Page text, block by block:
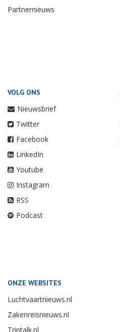
Partnernieuws
VOLG ONS
Nieuwsbrief
Twitter
Facebook
LinkedIn
Youtube
Instagram
RSS
Podcast
ONZE WEBSITES
Luchtvaartnieuws.nl
Zakenreisnieuws.nl
Triptalk.nl